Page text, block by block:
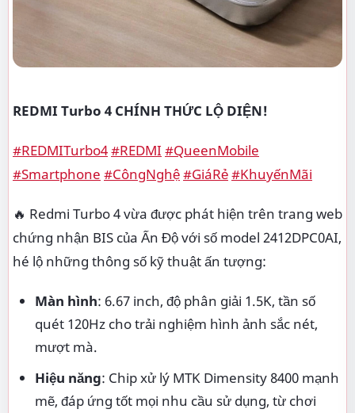
REDMI Turbo 4 CHÍNH THỨC LỘ DIỆN!
#REDMITurbo4#REDMI #QueenMobile
#Smartphone #CôngNghệ#GiáRẻ#KhuyếnMãi
🔥 Redmi Turbo 4 vừa được phát hiện trên trang web
chứng nhận BIS của Ấn Độ với số model 2412DPC0AI,
hé lộ những thông số kỹ thuật ấn tượng:
Màn hình: 6.67 inch, độ phân giải 1.5K, tần số
quét 120Hz cho trải nghiệm hình ảnh sắc nét,
mượt mà.
Hiệu năng: Chip xử lý MTK Dimensity 8400 mạnh
mẽ, đáp ứng tốt mọi nhu cầu sử dụng, từ chơi